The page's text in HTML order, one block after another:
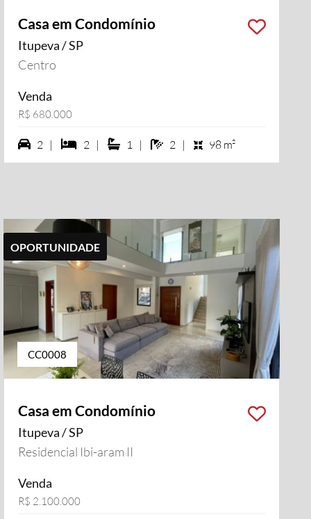
Casa em Condomínio
Itupeva / SP
Centro
Venda
R$ 680.000
2 vagas na garagem
2 | 2 dormiórios
2 | 1 suítes
1 | 2 banheiros
2 | 98 m²
OPORTUNIDADE
CC0008
Casa em Condomínio
Itupeva / SP
Residencial Ibi-aram II
Venda
R$ 2.100.000